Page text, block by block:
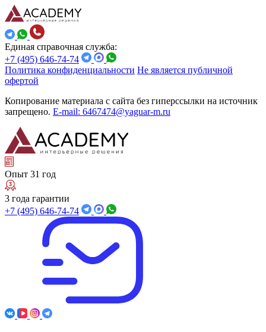
Единая справочная служба:
+7 (495) 646-74-74
Политика конфиденциальности Не является публичной
офертой
Копирование материала с сайта без гиперссылки на источник
запрещено. E-mail: 6467474@yaguar-m.ru
Опыт 31 год
3 года гарантии
+7 (495) 646-74-74